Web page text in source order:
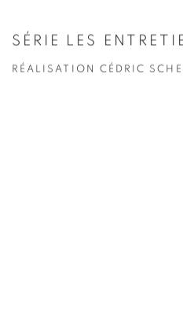
SÉRIE LES
RÉALISATION CÉDRIC